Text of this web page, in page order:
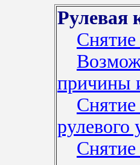
Рулевая
Снятие
причины
Снятие
рулевого
Снятие